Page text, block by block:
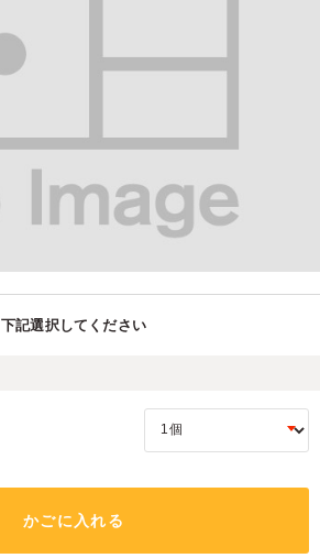
下記選択してください
かごに入れる